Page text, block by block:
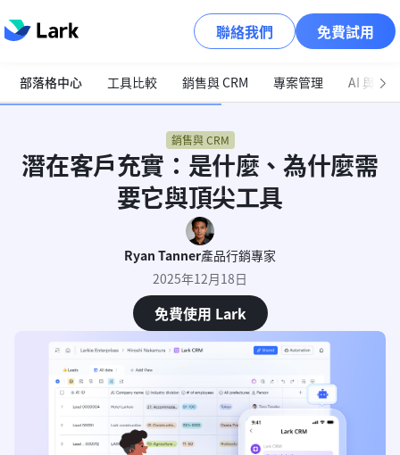
聯絡我們 免費試用
部落格中心 工具比較 銷售與 CRM 專案管理 AI 與自
銷售與 CRM
潛在客戶充實：是什麼、為什麼需
要它與頂尖工具
Ryan Tanner產品行銷專家
2025年12月18日
免費使用 Lark